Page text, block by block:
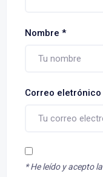
Nombre *
Correo eletrónico
*He leído y acepto la